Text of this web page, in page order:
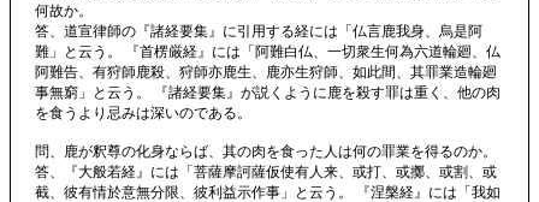
何故か。
答、道宣律師の『諸経要集』に引用する経には「仏言鹿我身、烏是阿
難」と云う。 『首楞厳経』には「阿難白仏、一切衆生何為六道輪廻、仏
阿難告、有狩師鹿殺、狩師亦鹿生、鹿亦生狩師、如此間、其罪業造輪廻
事無窮」と云う。 『諸経要集』が説くように鹿を殺す罪は重く、他の肉
を食うより忌みは深いのである。
問、鹿が釈尊の化身ならば、其の肉を食った人は何の罪業を得るのか。
答、『大般若経』には「菩薩摩訶薩仮使有人来、或打、或擲、或割、或
截、彼有情於意無分限、彼利益示作事」と云う。 『涅槃経』には「我如